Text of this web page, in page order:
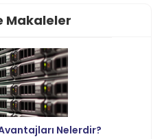
Makaleler
Nelerdir?